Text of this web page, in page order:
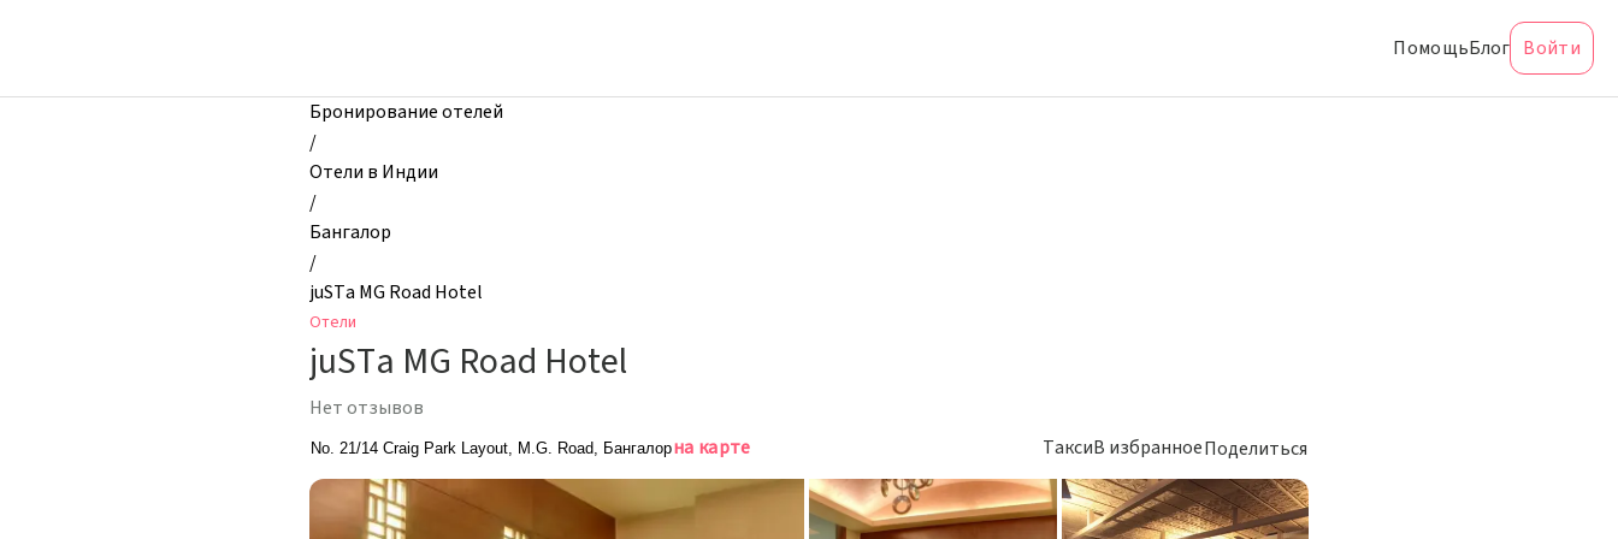
juSTa
ПомощьБлог Войти
Бронирование отелей
/
Отели в Индии
/
Бангалор
/
juSTa MG Road Hotel
Отели
juSTa MG Road Hotel
Нет отзывов
No. 21/14 Craig Park Layout, M.G. Road, Бангалорна карте ТаксиВ избранноеПоделиться